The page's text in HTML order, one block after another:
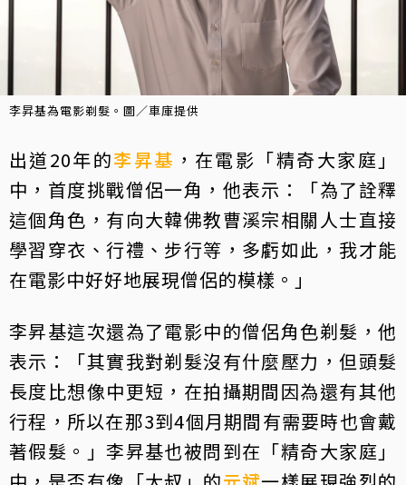
李昇基為電影剃髮。圖／車庫提供
出道20年的李昇基 ，在電影「精奇大家庭」
中，首度挑戰僧侶一角，他表示：「為了詮釋
這個角色，有向大韓佛教曹溪宗相關人士直接
學習穿衣、行禮、步行等，多虧如此，我才能
在電影中好好地展現僧侶的模樣。」
李昇基這次還為了電影中的僧侶角色剃髮，他
表示：「其實我對剃髮沒有什麼壓力，但頭髮
長度比想像中更短，在拍攝期間因為還有其他
行程，所以在那3到4個月期間有需要時也會戴
著假髮。」李昇基也被問到在「精奇大家庭」